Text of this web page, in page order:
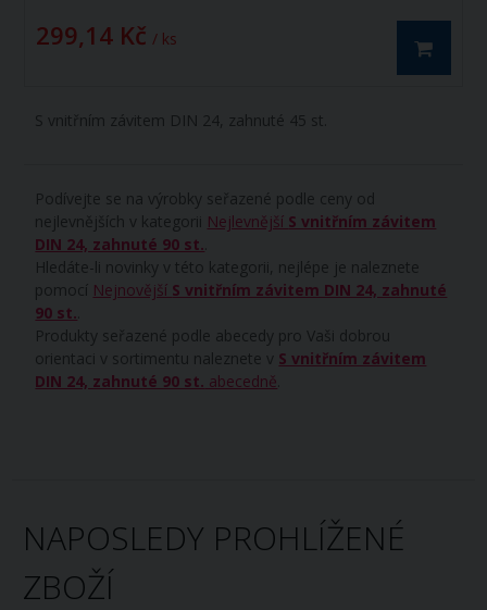
299,14 Kč / ks
S vnitřním závitem DIN 24, zahnuté 45 st.
Podívejte se na výrobky seřazené podle ceny od
nejlevnějších v kategorii Nejlevnější S vnitřním závitem
DIN 24, zahnuté 90 st.
Hledáte-li novinky v této kategorii, nejlépe je naleznete
pomocí Nejnovější S vnitřním závitem DIN 24, zahnuté
90 st.
Produkty seřazené podle abecedy pro Vaši dobrou
orientaci v sortimentu naleznete v S vnitřním závitem
DIN 24, zahnuté 90 st. abecedně
NAPOSLEDY PROHLÍŽENÉ
ZBOŽÍ